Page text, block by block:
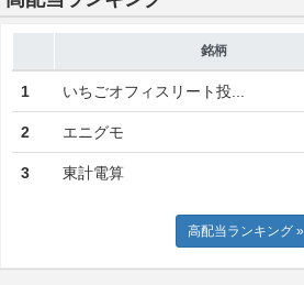
銘柄
1 いちごオフィスリート投...
2 エニグモ
3 東計電算
高配当ランキング »